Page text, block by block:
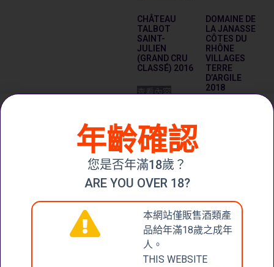
CHÂTEAU
TALBOT
SAINT-
JULIEN
(GRAND CRU
CLASSÉ) 2016
查看內容
DOMAINE DE
LA JANASSE
CÔTES DU
RHÔNE
VILLAGES
TERRE
D’ARGILE
2018
MOULIN DE
DUHART
PAUILLAC
年齡確認
您是否年滿18歲？
ARE YOU OVER 18?
本網站僅販售酒類產
品給年滿18歲之成年
人。
THIS WEBSITE